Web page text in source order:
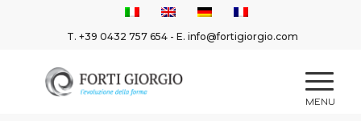
T.+39 0432 757 654 - E.info@fortigiorgio.com